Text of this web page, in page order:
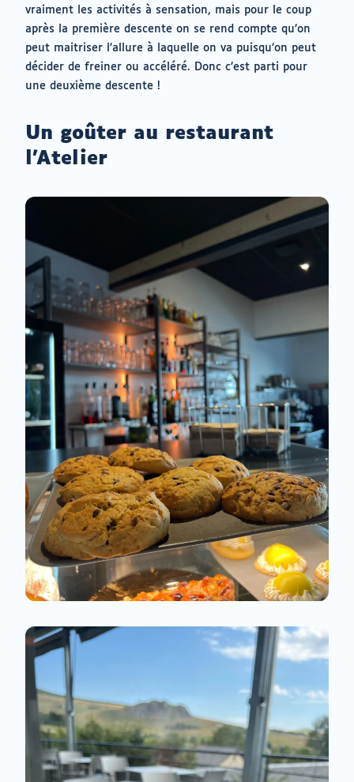
vraiment les activités à sensation, mais pour le coup
après la première descente on se rend compte qu’on
peut maitriser l’allure à laquelle on va puisqu’on peut
décider de freiner ou accéléré. Donc c’est parti pour
une deuxième descente !
Un goûter au restaurant
l’Atelier